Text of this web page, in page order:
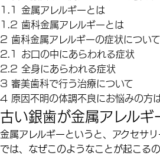
1.1 金属アレルギーとは
1.2 歯科金属アレルギーとは
2 歯科金属アレルギーの症状について
2.1 お口の中にあらわれる症状
2.2 全身にあらわれる症状
3 審美歯科で行う治療について
4 原因不明の体調不良にお悩みの方
古い銀歯が金属アレル
金属アレルギーというと、アクセサ
では、なぜこのようなことが起こるの